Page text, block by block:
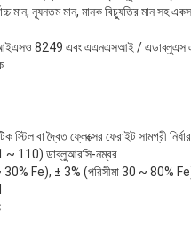
মান, ন্যূনতম মান, মানক বিচ্যুতির মান সহ
8249 এবং এএনএসআই / এডাব্লুএস
স্টিল বা দ্বৈত ফ্লেক্সের ফেরাইট সামগ্রী
~ 110) ডাব্লুআরসি-নম্বর
~ 30% Fe), ± 3% (পরিসীমা 30 ~ 80%